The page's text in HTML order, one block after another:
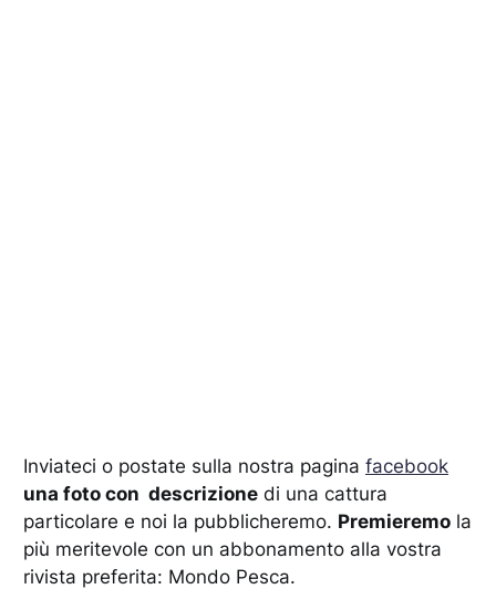
Inviateci o postate sulla nostra pagina facebook
una foto con descrizione di una cattura
particolare e noi la pubblicheremo. Premieremo la
più meritevole con un abbonamento alla vostra
rivista preferita: Mondo Pesca.